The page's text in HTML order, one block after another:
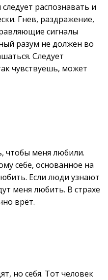
распознавать и
Гнев, раздражение,
сигналы
разум не должен во
Следует
чувствуешь, может
чтобы меня любили.
себе, основанное на
Если люди узнают
меня любить. В страхе
врёт.
но себя. Тот человек